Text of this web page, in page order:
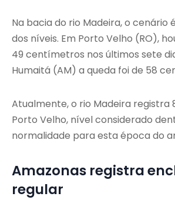
Na bacia do rio Madeira, o cenário
dos níveis. Em Porto Velho (RO),
49 centímetros nos últimos sete
Humaitá (AM) a queda foi de 58
Atualmente, o rio Madeira registra
Porto Velho, nível considerado
normalidade para esta época do
Amazonas registra
regular